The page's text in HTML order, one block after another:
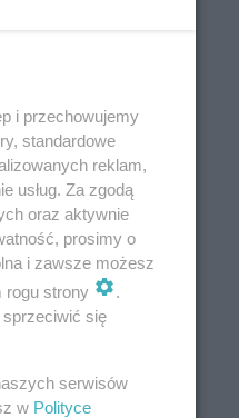
i przechowujemy
standardowe
reklam,
usług. Za zgodą
oraz aktywnie
prosimy o
i zawsze możesz
rogu strony
.
się
serwisów
w Polityce